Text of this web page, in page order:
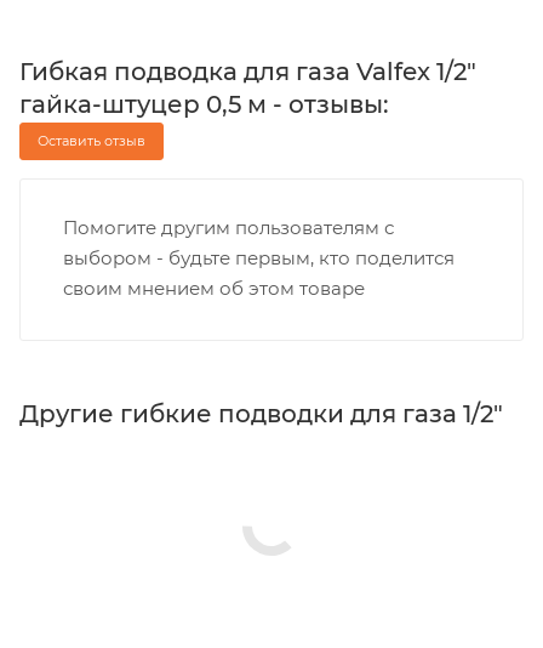
Гибкая подводка для газа Valfex 1/2"
гайка-штуцер 0,5 м - отзывы:
Оставить отзыв
Помогите другим пользователям с
выбором - будьте первым, кто поделится
своим мнением об этом товаре
Другие гибкие подводки для газа 1/2"